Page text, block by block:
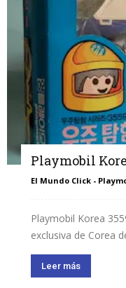
Playmobil
El Mundo Click -
Playmobil Korea
exclusiva de Corea
Leer más